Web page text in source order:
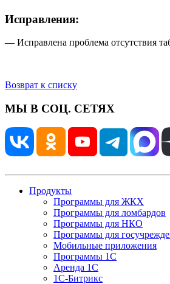
Исправления:
— Исправлена проблема отсутствия
Возврат к списку
МЫ В СОЦ. СЕТЯХ
Продукты
Программы для ЖКХ
Программы для ломбардов
Программы для НКО
Программы для
Мобильные приложения
Программы 1С
Аренда 1С
1С-Битрикс